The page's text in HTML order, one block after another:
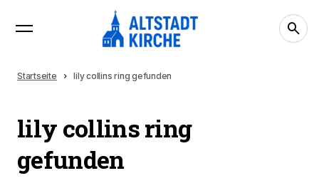
Startseite lily collins ring gefunden
lily collins ring
gefunden